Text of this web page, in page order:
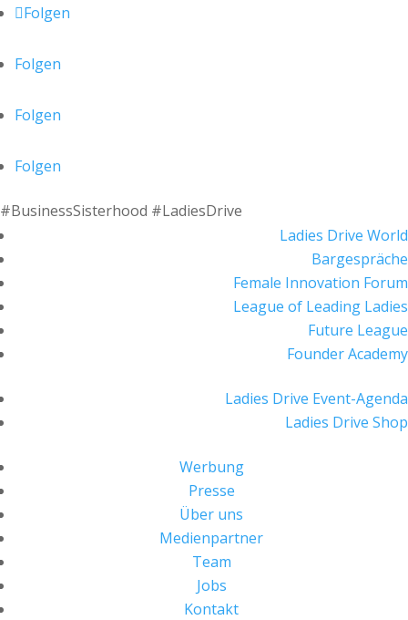
Folgen
Folgen
Folgen
Folgen
#BusinessSisterhood #LadiesDrive
Ladies Drive World
Bargespräche
Female Innovation Forum
League of Leading Ladies
Future League
Founder Academy
Ladies Drive Event-Agenda
Ladies Drive Shop
Werbung
Presse
Über uns
Medienpartner
Team
Jobs
Kontakt